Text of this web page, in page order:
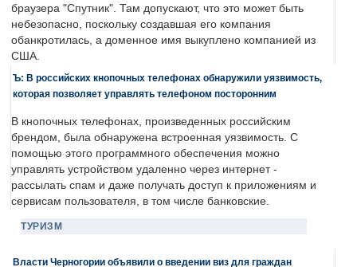
браузера "Спутник". Там допускают, что это может быть
небезопасно, поскольку создавшая его компания
обанкротилась, а доменное имя выкуплено компанией из
США.
Ъ: В российских кнопочных телефонах обнаружили уязвимость,
которая позволяет управлять телефоном посторонним
В кнопочных телефонах, произведенных российским
брендом, была обнаружена встроенная уязвимость. С
помощью этого программного обеспечения можно
управлять устройством удаленно через интернет -
рассылать спам и даже получать доступ к приложениям и
сервисам пользователя, в том числе банковские.
ТУРИЗМ
Власти Черногории объявили о введении виз для граждан